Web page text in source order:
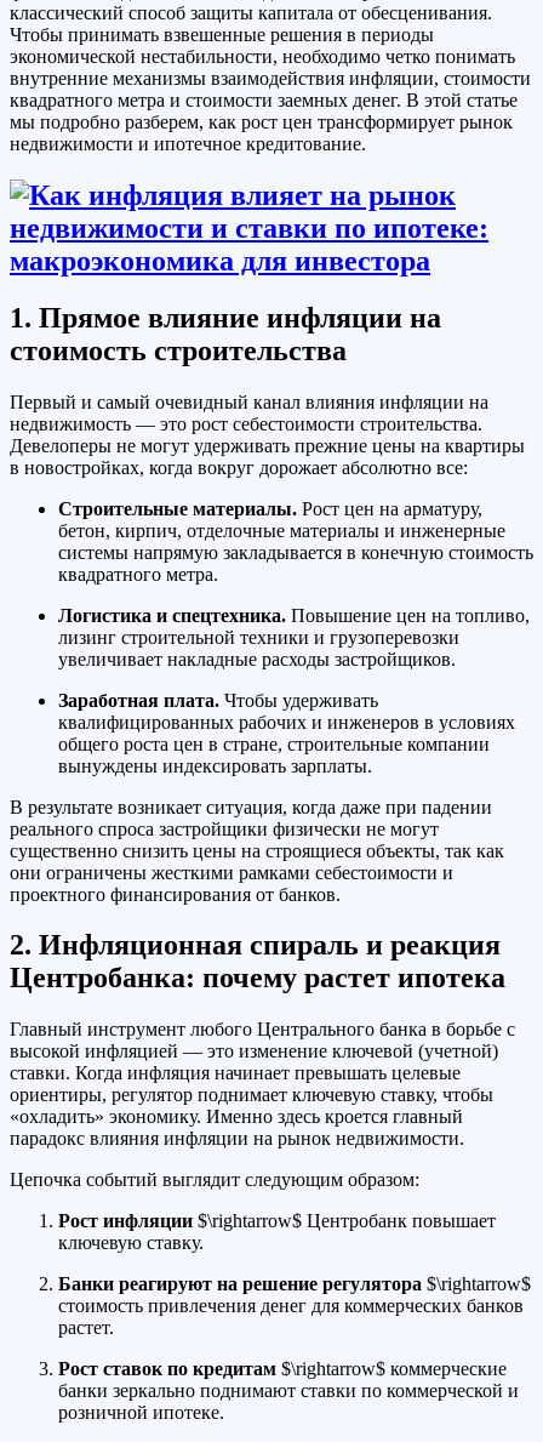
классический способ защиты капитала от обесценивания.
Чтобы принимать взвешенные решения в периоды
экономической нестабильности, необходимо четко понимать
внутренние механизмы взаимодействия инфляции, стоимости
квадратного метра и стоимости заемных денег. В этой статье
мы подробно разберем, как рост цен трансформирует рынок
недвижимости и ипотечное кредитование.
1. Прямое влияние инфляции на
стоимость строительства
Первый и самый очевидный канал влияния инфляции на
недвижимость — это рост себестоимости строительства.
Девелоперы не могут удерживать прежние цены на квартиры
в новостройках, когда вокруг дорожает абсолютно все:
Строительные материалы. Рост цен на арматуру,
бетон, кирпич, отделочные материалы и инженерные
системы напрямую закладывается в конечную стоимость
квадратного метра.
Логистика и спецтехника. Повышение цен на топливо,
лизинг строительной техники и грузоперевозки
увеличивает накладные расходы застройщиков.
Заработная плата. Чтобы удерживать
квалифицированных рабочих и инженеров в условиях
общего роста цен в стране, строительные компании
вынуждены индексировать зарплаты.
В результате возникает ситуация, когда даже при падении
реального спроса застройщики физически не могут
существенно снизить цены на строящиеся объекты, так как
они ограничены жесткими рамками себестоимости и
проектного финансирования от банков.
2. Инфляционная спираль и реакция
Центробанка: почему растет ипотека
Главный инструмент любого Центрального банка в борьбе с
высокой инфляцией — это изменение ключевой (учетной)
ставки. Когда инфляция начинает превышать целевые
ориентиры, регулятор поднимает ключевую ставку, чтобы
«охладить» экономику. Именно здесь кроется главный
парадокс влияния инфляции на рынок недвижимости.
Цепочка событий выглядит следующим образом:
Рост инфляции $\rightarrow$ Центробанк повышает
ключевую ставку.
Банки реагируют на решение регулятора $\rightarrow$
стоимость привлечения денег для коммерческих банков
растет.
Рост ставок по кредитам $\rightarrow$ коммерческие
банки зеркально поднимают ставки по коммерческой и
розничной ипотеке.